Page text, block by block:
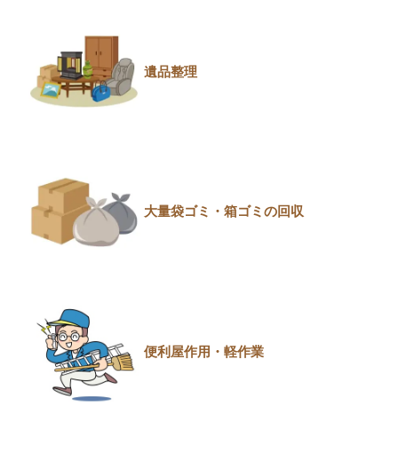
遺品整理
大量袋ゴミ・箱ゴミの回収
便利屋作用・軽作業